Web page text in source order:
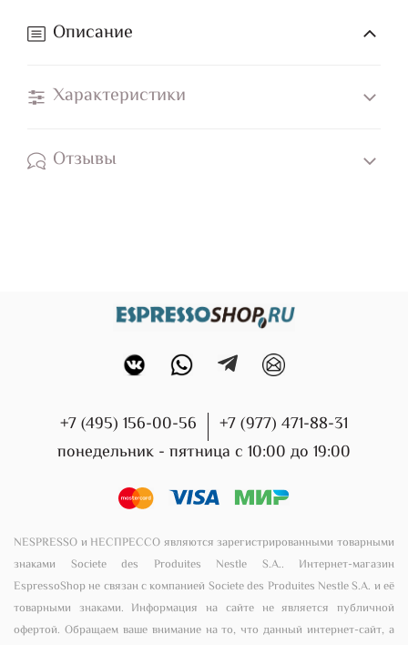
Описание
Характеристики
Отзывы
+7 (495) 156-00-56
+7 (977) 471-88-31
понедельник - пятница с 10:00 до 19:00
NESPRESSO и НЕСПРЕССО являются зарегистрированными товарными
знаками Societe des Produites Nestle S.A.. Интернет-магазин
EspressoShop не связан с компанией Societe des Produites Nestle S.A. и её
товарными знаками. Информация на сайте не является публичной
офертой. Обращаем ваше внимание на то, что данный интернет-сайт, а